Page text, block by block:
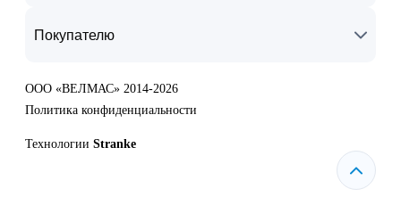
Покупателю
ООО «ВЕЛМАС» 2014-2026
Политика конфиденциальности
Технологии Stranke